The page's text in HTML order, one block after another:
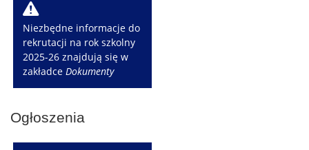
W
Niezbędne informacje do
rekrutacji na rok szkolny
2025-26 znajdują się w
zakładceDokumenty
Ogłoszenia